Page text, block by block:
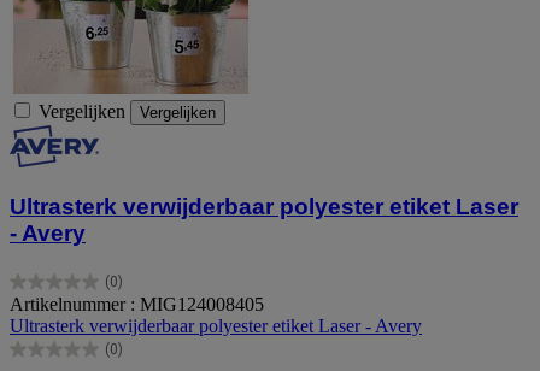
Vergelijken Vergelijken
Ultrasterk verwijderbaar polyester etiket Laser
- Avery
(0)
0.0
van
de
5
Artikelnummer : MIG124008405
Ultrasterk verwijderbaar polyester etiket Laser - Avery
(0)
0.0